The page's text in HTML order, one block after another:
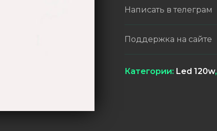
Категории: Led 120w,
Написать в телеграм
Поддержка на сайте